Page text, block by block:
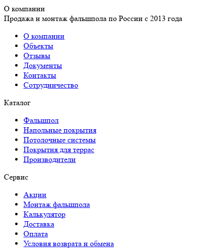
О компании
Продажа и монтаж фальшпола по России с 2013 года
О компании
Объекты
Отзывы
Документы
Контакты
Сотрудничество
Каталог
Фальшпол
Напольные покрытия
Потолочные системы
Покрытия для террас
Производители
Сервис
Акции
Монтаж фальшпола
Калькулятор
Доставка
Оплата
Условия возврата и обмена